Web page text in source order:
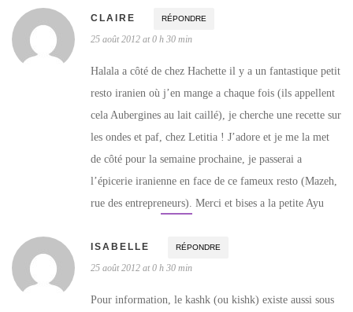
CLAIRE RÉPONDRE
25 août 2012 at 0 h 30 min
Halala a côté de chez Hachette il y a un fantastique petit
resto iranien où j’en mange a chaque fois (ils appellent
cela Aubergines au lait caillé), je cherche une recette sur
les ondes et paf, chez Letitia ! J’adore et je me la met
de côté pour la semaine prochaine, je passerai a
l’épicerie iranienne en face de ce fameux resto (Mazeh,
rue des entrepreneurs). Merci et bises a la petite Ayu
ISABELLE RÉPONDRE
25 août 2012 at 0 h 30 min
Pour information, le kashk (ou kishk) existe aussi sous